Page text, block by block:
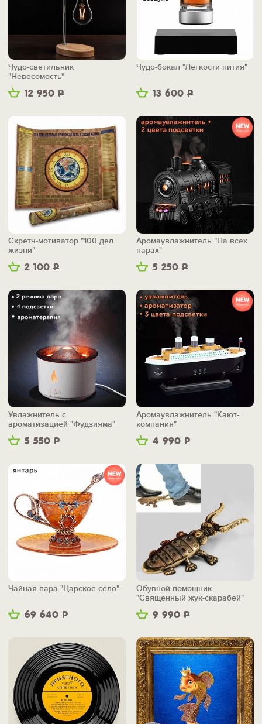
12 950 Р
Чудо-светильник
"Невесомость"
13 600 Р
Чудо-бокал "Легкости пития"
2 100 Р
Скретч-мотиватор "100 дел
жизни"
5 250 Р
Аромаувлажнитель "На всех
парах"
5 550 Р
Увлажнитель с
ароматизацией "Фудзияма"
4 990 Р
Аромаувлажнитель "Кают-
компания"
69 640 Р
Чайная пара "Царское село"
9 990 Р
Обувной помощник
"Священный жук-скарабей"